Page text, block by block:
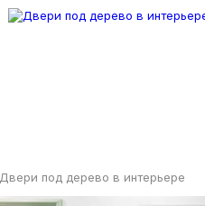
Двери под дерево в интерьере